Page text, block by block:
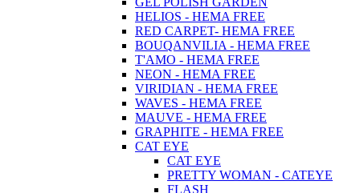
HELIOS - HEMA FREE
RED CARPET- HEMA FREE
BOUQANVILIA - HEMA FREE
T'AMO - HEMA FREE
NEON - HEMA FREE
VIRIDIAN - HEMA FREE
WAVES - HEMA FREE
MAUVE - HEMA FREE
GRAPHITE - HEMA FREE
CAT EYE
CAT EYE
PRETTY WOMAN - CATEYE
FLASH